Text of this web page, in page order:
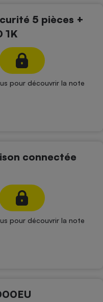
5 pièces +
1K
pour découvrir la note
connectée
pour découvrir la note